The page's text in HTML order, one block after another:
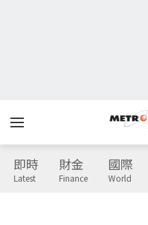
即時
Latest
財金
Finance
國際
World